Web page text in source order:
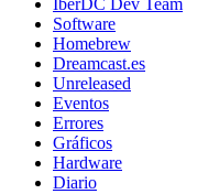
Software
Homebrew
Dreamcast.es
Unreleased
Eventos
Errores
Gráficos
Hardware
Diario